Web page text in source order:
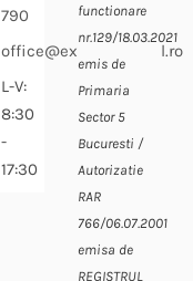
790
office@expressdiesel.ro
L-V:
8:30
-
17:30
functionare
nr.129/18.03.2021
emis de
Primaria
Sector 5
Bucuresti /
Autorizatie
RAR
766/06.07.2001
emisa de
REGISTRUL